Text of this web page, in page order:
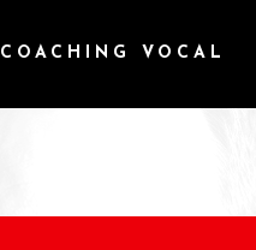
COACHING VOCAL